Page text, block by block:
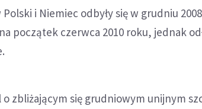
i Niemiec odbyły się w grudniu
początek czerwca 2010 roku, jednak
zbliżającym się grudniowym unijnym